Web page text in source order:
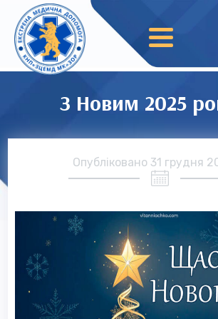
З Новим 2025
Опубліковано 31 грудня